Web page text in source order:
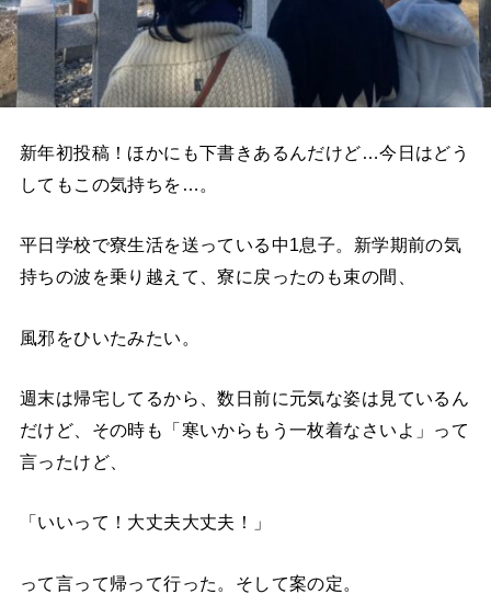
新年初投稿！ほかにも下書きあるんだけど…今日はどう
してもこの気持ちを…。
平日学校で寮生活を送っている中1息子。新学期前の気
持ちの波を乗り越えて、寮に戻ったのも束の間、
風邪をひいたみたい。
週末は帰宅してるから、数日前に元気な姿は見ているん
だけど、その時も「寒いからもう一枚着なさいよ」って
言ったけど、
「いいって！大丈夫大丈夫！」
って言って帰って行った。そして案の定。